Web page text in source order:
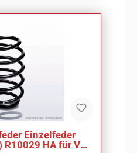
Einzelfeder
R10029 HA für VW